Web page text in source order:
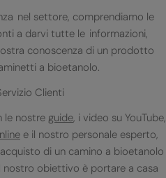
nel settore, comprendiamo le
a darvi tutte le informazioni,
conoscenza di un prodotto
a bioetanolo.
Clienti
le nostre guide, i video su YouTube,
e il nostro personale esperto,
di un camino a bioetanolo
nostro obiettivo è portare a casa